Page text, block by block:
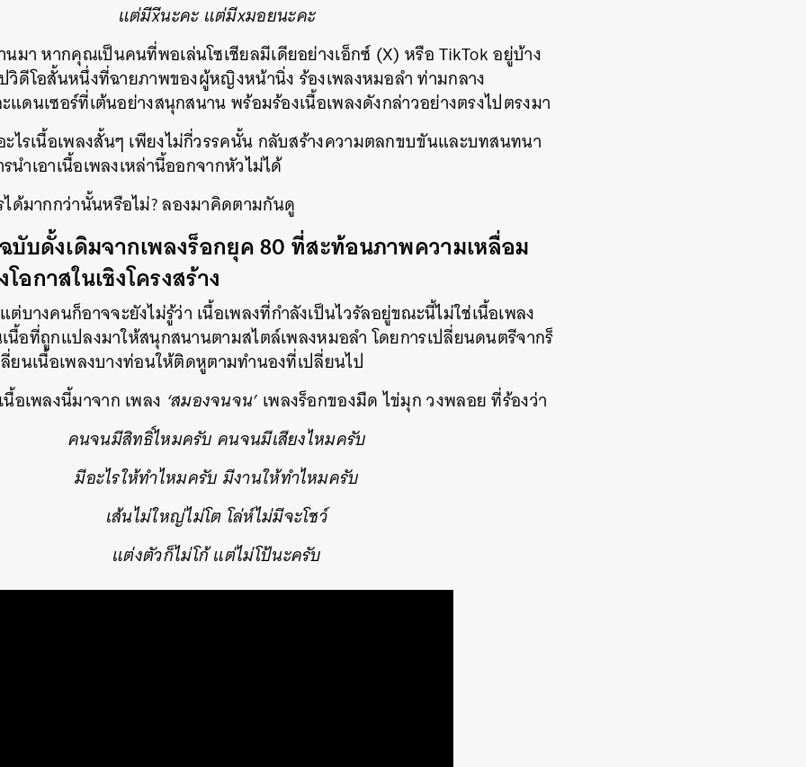
แต่มีxีนะคะ แต่มีxมอยนะคะ
มา หากคุณเป็นคนที่พอเล่นโซเชียลมีเดียอย่างเอ็กซ์ (X) หรือ TikTok อยู่บ้าง
วิดีโอสั้นหนึ่งที่ฉายภาพของผู้หญิงหน้านิ่ง ร้องเพลงหมอลำ ท่ามกลาง
ดนเซอร์ที่เต้นอย่างสนุกสนาน พร้อมร้องเนื้อเพลงดังกล่าวอย่างตรงไปตรงมา
ะไรเนื้อเพลงสั้นๆ เพียงไม่กี่วรรคนั้น กลับสร้างความตลกขบขันและบทสนทนา
นำเอาเนื้อเพลงเหล่านี้ออกจากหัวไม่ได้
ได้มากกว่านั้นหรือไม่? ลองมาคิดตามกันดู
บับดั้งเดิมจากเพลงร็อกยุค 80 ที่สะท้อนภาพความเหลื่อม
อกาสในเชิงโครงสร้าง
บางคนก็อาจจะยังไม่รู้ว่า เนื้อเพลงที่กำลังเป็นไวรัลอยู่ขณะนี้ไม่ใช่เนื้อเพลง
อที่ถูกแปลงมาให้สนุกสนานตามสไตล์เพลงหมอลำ โดยการเปลี่ยนดนตรีจากร็
ยนเนื้อเพลงบางท่อนให้ติดหูตามทำนองที่เปลี่ยนไป
อเพลงนี้มาจาก เพลง ‘สมองจนจน’ เพลงร็อกของมืด ไข่มุก วงพลอย ที่ร้องว่า
คนจนมีสิทธิ์ไหมครับ คนจนมีเสียงไหมครับ
มีอะไรให้ทำไหมครับ มีงานให้ทำไหมครับ
เส้นไม่ใหญ่ไม่โต โล่ห์ไม่มีจะโชว์
แต่งตัวก็ไม่โก้ แต่ไม่โป้นะครับ